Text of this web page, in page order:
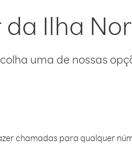
Ilha
uma de nossas
chamadas para qualquer